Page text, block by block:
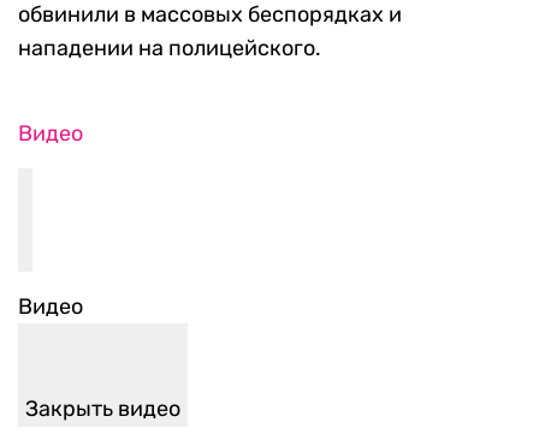
обвинили в массовых беспорядках и
нападении на полицейского.
Видео
Видео
Закрыть видео